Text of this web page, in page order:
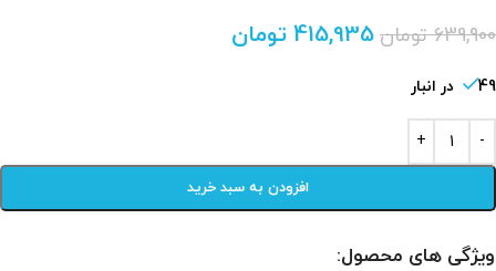
639,900 تومان 415,935 تومان
49 در انبار
افزودن به سبد خرید
ویژگی های محصول: